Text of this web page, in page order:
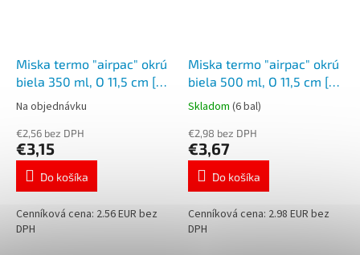
Miska termo "airpac" okrú
biela 350 ml, O 11,5 cm [25
ks]PP414
Na objednávku
€2,56 bez DPH
€3,15
Do košíka
Cenníková cena: 2.56 EUR bez
DPH
Miska termo "airpac" okrú
biela 500 ml, O 11,5 cm [25
ks]PP410
Skladom (6 bal)
€2,98 bez DPH
€3,67
Do košíka
Cenníková cena: 2.98 EUR bez
DPH